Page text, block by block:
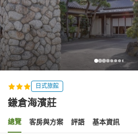
日式旅館
鎌倉海濱莊
總覽 客房與方案 評語 基本資訊